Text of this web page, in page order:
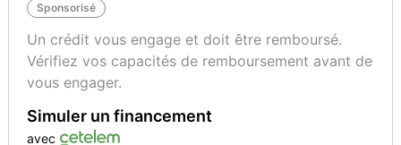
- véhicule équipe du rétroéclairage d'ambiance
- véhicule équipe des feux a led d'origine
- détecteur de franchissement ligne blanche
- feux de jour a led avant
- 5 places / 5 sièges
- climatisation automatique
- régulateur de vitesse
Sponsorisé
Un crédit vous engage et doit être remboursé.
Vérifiez vos capacités de remboursement avant de
vous engager.
Simuler un financement
avec